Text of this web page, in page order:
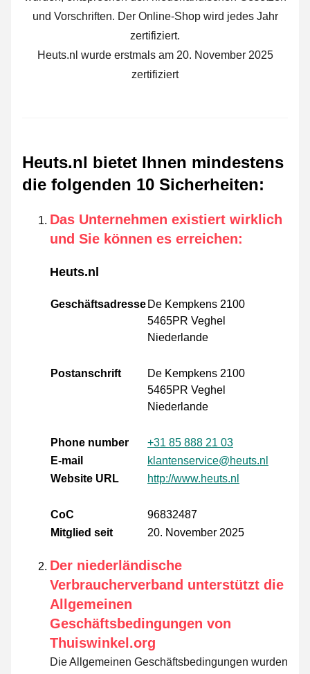
und Vorschriften. Der Online-Shop wird jedes Jahr
zertifiziert.
Heuts.nl wurde erstmals am 20. November 2025
zertifiziert
Heuts.nl bietet Ihnen mindestens
die folgenden 10 Sicherheiten:
Das Unternehmen existiert wirklich
und Sie können es erreichen:
Heuts.nl
Geschäftsadresse De Kempkens 2100
5465PR Veghel
Niederlande
Postanschrift
De Kempkens 2100
5465PR Veghel
Niederlande
Phone number
+31 85 888 21 03
E-mail
klantenservice@heuts.nl
Website URL
http://www.heuts.nl
CoC
96832487
Mitglied seit
20. November 2025
Der niederländische
Verbraucherverband unterstützt die
Allgemeinen
Geschäftsbedingungen von
Thuiswinkel.org
Die Allgemeinen Geschäftsbedingungen wurden